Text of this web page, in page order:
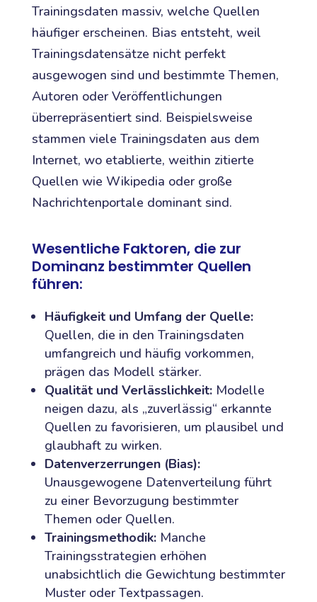
Trainingsdaten massiv, welche Quellen
häufiger erscheinen. Bias entsteht, weil
Trainingsdatensätze nicht perfekt
ausgewogen sind und bestimmte Themen,
Autoren oder Veröffentlichungen
überrepräsentiert sind. Beispielsweise
stammen viele Trainingsdaten aus dem
Internet, wo etablierte, weithin zitierte
Quellen wie Wikipedia oder große
Nachrichtenportale dominant sind.
Wesentliche Faktoren, die zur
Dominanz bestimmter Quellen
führen:
Häufigkeit und Umfang der Quelle:
Quellen, die in den Trainingsdaten
umfangreich und häufig vorkommen,
prägen das Modell stärker.
Qualität und Verlässlichkeit:Modelle
neigen dazu, als „zuverlässig“ erkannte
Quellen zu favorisieren, um plausibel und
glaubhaft zu wirken.
Datenverzerrungen (Bias):
Unausgewogene Datenverteilung führt
zu einer Bevorzugung bestimmter
Themen oder Quellen.
Trainingsmethodik:Manche
Trainingsstrategien erhöhen
unabsichtlich die Gewichtung bestimmter
Muster oder Textpassagen.